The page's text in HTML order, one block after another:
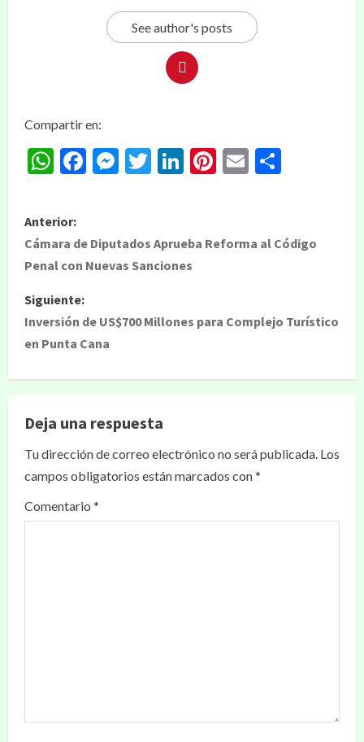
See author's posts
Compartir en:
WhatsApp
Facebook
Messenger
Twitter
LinkedIn
Pinterest
Email
Anterior:
Cámara de Diputados Aprueba Reforma al Código
Penal con Nuevas Sanciones
Siguiente:
Inversión de US$700 Millones para Complejo Turístico
en Punta Cana
Deja una respuesta
Tu dirección de correo electrónico no será publicada. Los
campos obligatorios están marcados con*
Comentario *